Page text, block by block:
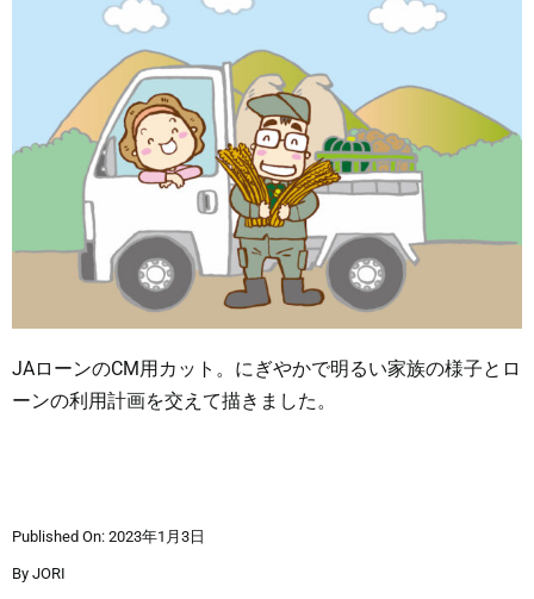
JAローンのCM用カット。にぎやかで明るい家族の様子とロ
ーンの利用計画を交えて描きました。
Published On: 2023年1月3日
By JORI